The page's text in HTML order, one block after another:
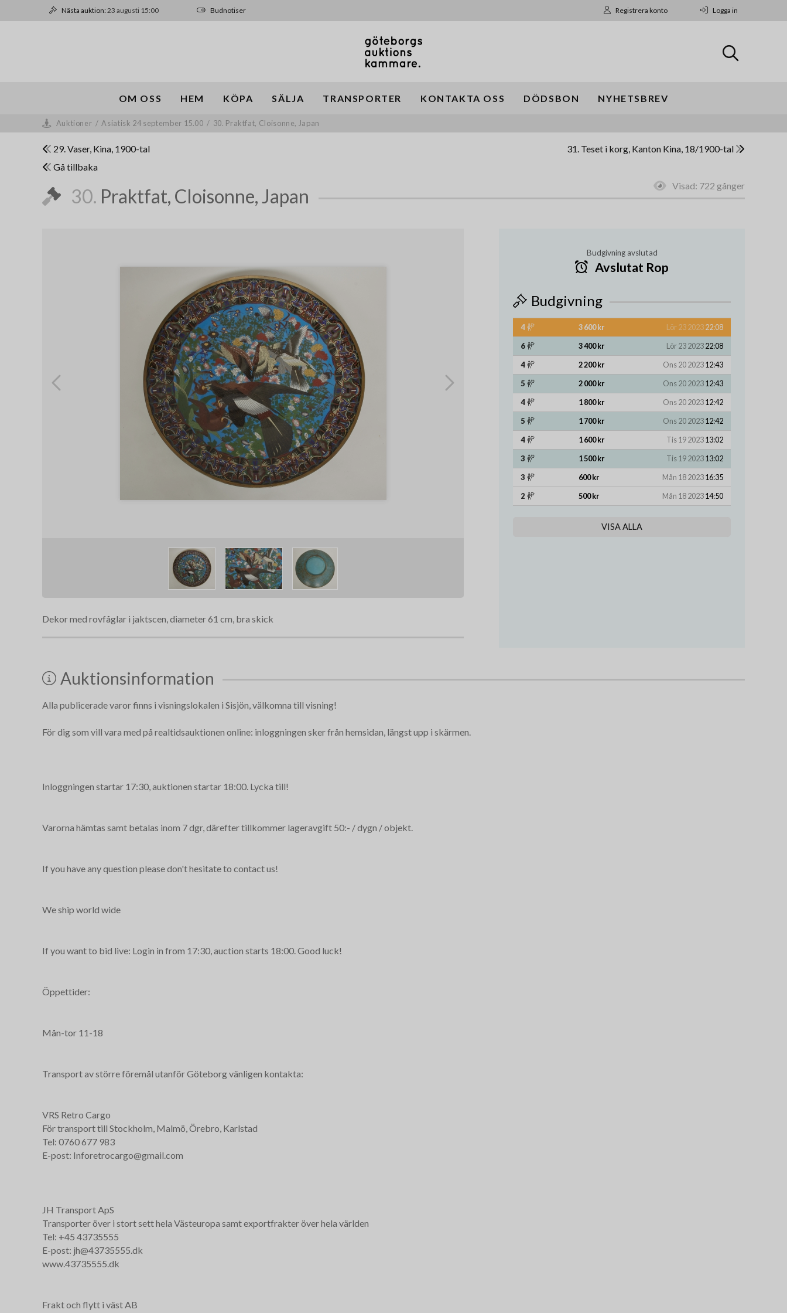
Nästa auktion:23 augusti 15:00 Budnotiser Registrera konto Logga in
OM OSS HEM KÖPA SÄLJA TRANSPORTER KONTAKTA OSS DÖDSBON NYHETSBREV
Auktioner / Asiatisk 24 september 15.00 / 30. Praktfat, Cloisonne, Japan
29. Vaser, Kina, 1900-tal
31. Teset i korg, Kanton Kina, 18/1900-tal
Gå tillbaka
Visad: 722 gånger
30. Praktfat, Cloisonne, Japan
Dekor med rovfåglar i jaktscen, diameter 61 cm, bra skick
Budgivning avslutad
Avslutat Rop
Budgivning
4 3 600 kr Lör 23 202322:08
6
3 400 kr Lör 23 202322:08
4
2 200 kr Ons 20 202312:43
5
2 000 kr Ons 20 202312:43
4
1 800 kr Ons 20 202312:42
5
1 700 kr Ons 20 202312:42
4
1 600 kr Tis 19 202313:02
3
1 500 kr Tis 19 202313:02
3
600 kr Mån 18 202316:35
2
500 kr Mån 18 202314:50
VISA ALLA
Auktionsinformation
Alla publicerade varor finns i visningslokalen i Sisjön, välkomna till visning!
För dig som vill vara med på realtidsauktionen online: inloggningen sker från hemsidan, längst upp i skärmen.
Inloggningen startar 17:30, auktionen startar 18:00. Lycka till!
Varorna hämtas samt betalas inom 7 dgr, därefter tillkommer lageravgift 50:- / dygn / objekt.
If you have any question please don't hesitate to contact us!
We ship world wide
If you want to bid live: Login in from 17:30, auction starts 18:00. Good luck!
Öppettider:
Mån-tor 11-18
Transport av större föremål utanför Göteborg vänligen kontakta:
VRS Retro Cargo
För transport till Stockholm, Malmö, Örebro, Karlstad
Tel: 0760 677 983
E-post: Inforetrocargo@gmail.com
JH Transport ApS
Transporter över i stort sett hela Västeuropa samt exportfrakter över hela världen
Tel: +45 43735555
E-post: jh@43735555.dk
www.43735555.dk
Frakt och flytt i väst AB